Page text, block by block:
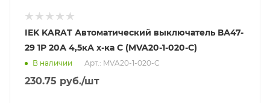
IEK KARAT Автоматический выключатель ВА47-
29 1Р 20А 4,5кА х-ка С (MVA20-1-020-C)
В наличии Арт.: MVA20-1-020-C
230.75 руб./шт